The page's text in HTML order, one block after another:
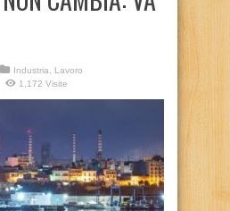
Industria
Lavoro
1,172 Visite